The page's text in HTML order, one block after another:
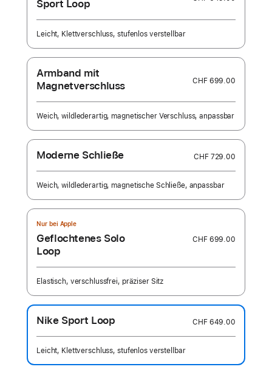
Sport Loop
Leicht, Klettverschluss, stufenlos verstellbar
Armband mit
Magnetverschluss
CHF 699.00
Weich, wildlederartig, magnetischer Verschluss, anpassbar
Moderne Schließe CHF 729.00
Weich, wildlederartig, magnetische Schließe, anpassbar
Nur bei Apple
Geflochtenes Solo
Loop
CHF 699.00
Elastisch, verschlussfrei, präziser Sitz
Nike Sport Loop CHF 649.00
Leicht, Klettverschluss, stufenlos verstellbar